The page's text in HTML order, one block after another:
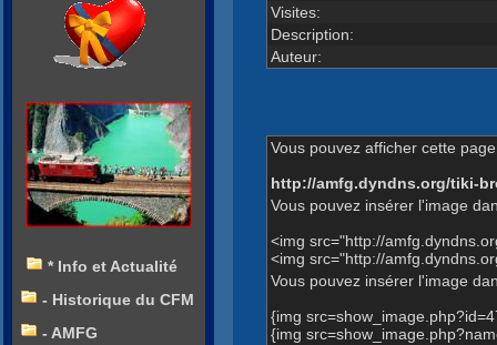
Visites:
Description:
Auteur:
Vous pouvez afficher cette
http://amfg.dyndns.org/tiki-
Vous pouvez insérer l'image
<img src="http://
<img src="http://
Vous pouvez insérer l'image
{img
{img
* Info et Actualité
- Historique du CFM
- AMFG